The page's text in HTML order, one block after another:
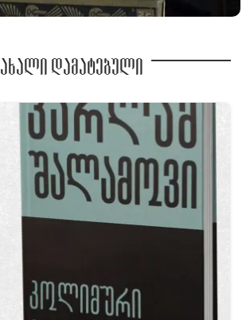
ახალი დამატებული